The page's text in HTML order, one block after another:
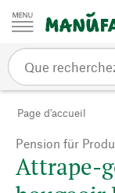
Passer au contenu
Page d'accueil
Pension für
Attrape-